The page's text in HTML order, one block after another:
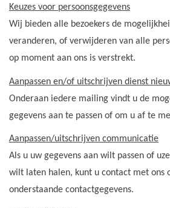
Keuzes voor persoonsgegevens
Wij bieden alle bezoekers de
veranderen, of verwijderen van alle
op moment aan ons is verstrekt.
Aanpassen en/of uitschrijven dienst
Onderaan iedere mailing vindt u de
gegevens aan te passen of om u af te
Aanpassen/uitschrijven communicatie
Als u uw gegevens aan wilt passen of
wilt laten halen, kunt u contact met ons
onderstaande contactgegevens.